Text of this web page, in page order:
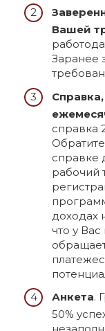
Вашей
Заранее
справка
справке
рабочий
доходах
что у
Анкета.
50%